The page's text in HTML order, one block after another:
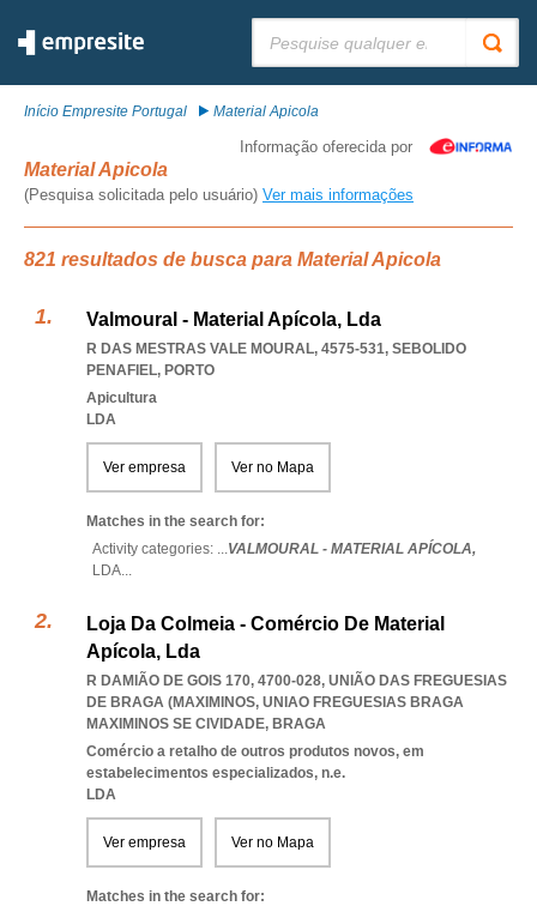
Início Empresite Portugal Material Apicola
Informação oferecida por
Material Apicola
(Pesquisa solicitada pelo usuário) Ver mais informações
821 resultados de busca para Material Apicola
Valmoural - Material Apícola, Lda
R DAS MESTRAS VALE MOURAL, 4575-531, SEBOLIDO
PENAFIEL, PORTO
Apicultura
LDA
Ver empresa Ver no Mapa
Matches in the search for:
Activity categories: ...VALMOURAL - MATERIAL APÍCOLA,
LDA...
Loja Da Colmeia - Comércio De Material
Apícola, Lda
R DAMIÃO DE GOIS 170, 4700-028, UNIÃO DAS FREGUESIAS
DE BRAGA (MAXIMINOS, UNIAO FREGUESIAS BRAGA
MAXIMINOS SE CIVIDADE, BRAGA
Comércio a retalho de outros produtos novos, em
estabelecimentos especializados, n.e.
LDA
Ver empresa Ver no Mapa
Matches in the search for: